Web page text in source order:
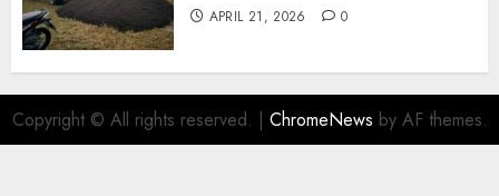
APRIL 21, 2026 0
Copyright © All rights reserved. | ChromeNews by AF themes.